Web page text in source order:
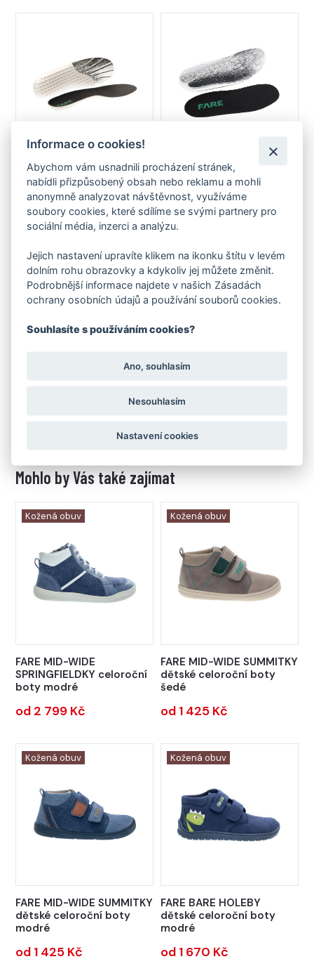
Stélka FARE vkládací zimní
od 69 Kč
Stélka FARE zimní
od 69 Kč
celoroční
Mohlo by Vás také zajímat
Kožená obuv
FARE MID-WIDE
SPRINGFIELDKY celoroční
boty modré
od 2 799 Kč
Kožená obuv
FARE MID-WIDE SUMMITKY
dětské celoroční boty
šedé
od 1 425 Kč
Kožená obuv
FARE MID-WIDE SUMMITKY
dětské celoroční boty
modré
od 1 425 Kč
Kožená obuv
FARE BARE HOLEBY
dětské celoroční boty
modré
od 1 670 Kč
Informace o cookies!
Abychom vám usnadnili procházení stránek,
nabídli přizpůsobený obsah nebo reklamu a mohli
anonymně analyzovat návštěvnost, využíváme
soubory cookies, které sdílíme se svými partnery pro
sociální média, inzerci a analýzu.
Jejich nastavení upravíte klikem na ikonku štítu v levém
dolním rohu obrazovky a kdykoliv jej můžete změnit.
Podrobnější informace najdete v našich Zásadách
ochrany osobních údajů a používání souborů cookies.
Souhlasíte s používáním cookies?
Ano, souhlasím
Nesouhlasím
Nastavení cookies